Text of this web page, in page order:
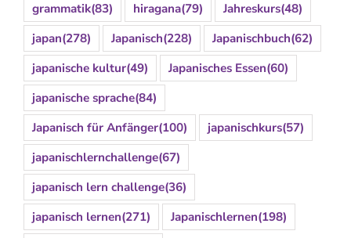
grammatik(83) hiragana(79) Jahreskurs(48)
japan(278) Japanisch(228) Japanischbuch(62)
japanische kultur(49) Japanisches Essen(60)
japanische sprache(84)
Japanisch für Anfänger(100) japanischkurs(57)
japanischlernchallenge(67)
japanisch lern challenge(36)
japanisch lernen(271) Japanischlernen(198)